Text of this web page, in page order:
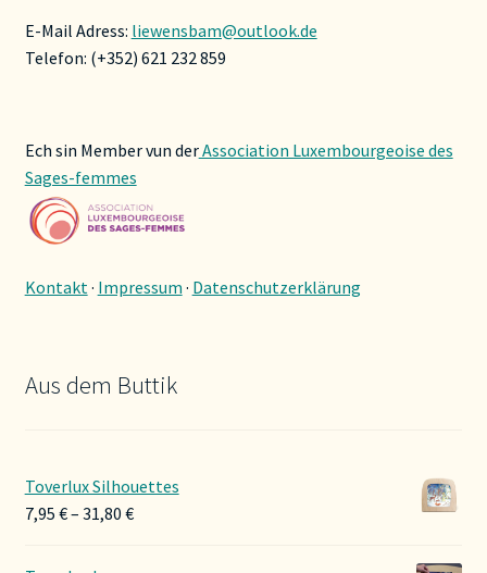
E-Mail Adress: liewensbam@outlook.de
Telefon: (+352) 621 232 859
Ech sin Member vun derAssociation Luxembourgeoise des
Sages-femmes
Kontakt · Impressum · Datenschutzerklärung
Aus dem Buttik
Toverlux Silhouettes
7,95 €– 31,80 €Preisspanne: